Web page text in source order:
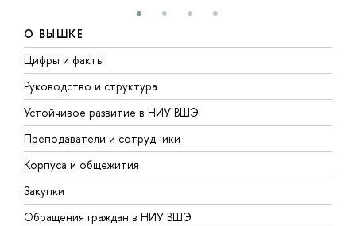
О ВЫШКЕ
Цифры и факты
Руководство и структура
Устойчивое развитие в НИУ ВШЭ
Преподаватели и сотрудники
Корпуса и общежития
Закупки
Обращения граждан в НИУ ВШЭ